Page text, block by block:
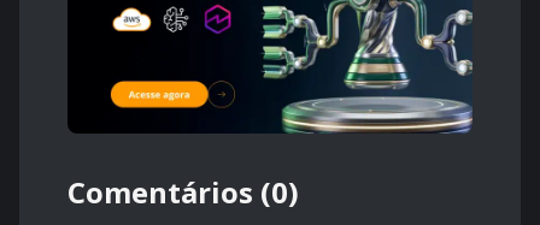
Comentários (0)